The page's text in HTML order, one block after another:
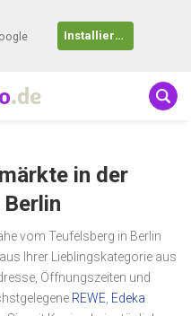
Installieren
.de
in der
Berlin
vom Teufelsberg in Berlin
Ihrer Lieblingskategorie aus
Öffnungszeiten und
REWE Edeka